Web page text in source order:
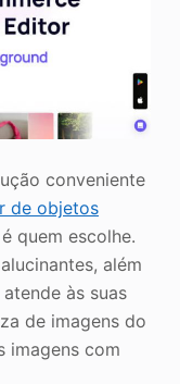
conveniente
de objetos
é quem escolhe.
além
às suas
de imagens do
imagens com